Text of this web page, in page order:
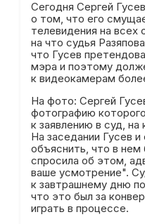
Сегодня Сергей
о том, что его
телевидения на всех
на что судья
что Гусев
мэра и поэтому
к видеокамерам
На фото: Сергей
фотографию
к заявлению в суд, на
На заседании Гусев
объяснить, что в нем
спросила об этом,
ваше усмотрение".
к завтрашнему дню
что это был за
играть в процессе.